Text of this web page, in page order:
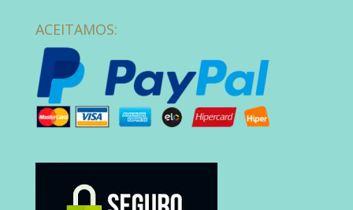
ACEITAMOS: